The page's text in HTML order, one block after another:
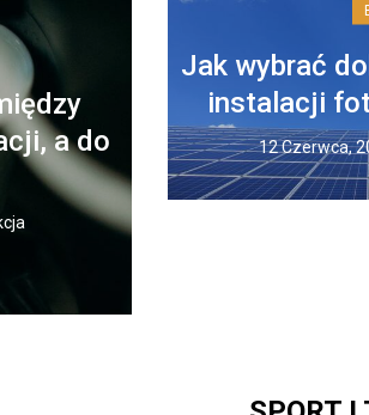
a do
Jak wybrać
instalacji
12 Czerwca,